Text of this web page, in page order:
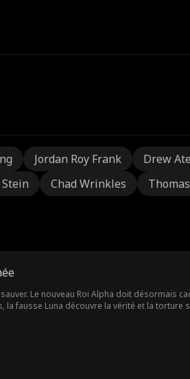
Jordan Roy Frank Drew
Chad Wrinkles
Le nouveau Roi Alpha doit désormais
fausse Luna découvre la vérité et la torture